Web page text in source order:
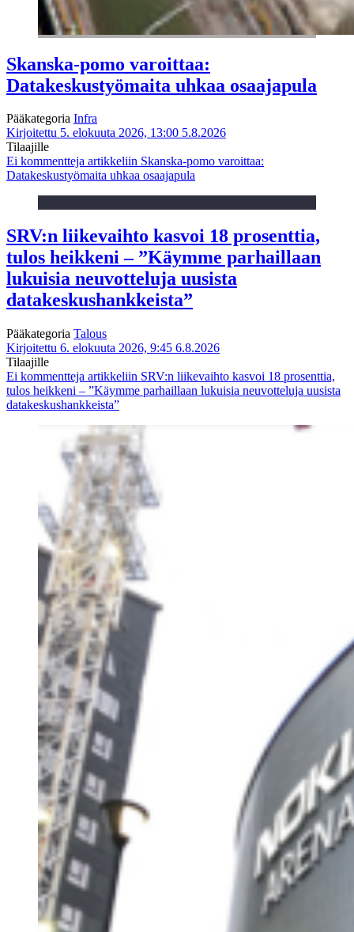
Skanska-pomo varoittaa:
Datakeskustyömaita uhkaa osaajapula
Pääkategoria Infra
Kirjoitettu 5. elokuuta 2026, 13:00 5.8.2026
Tilaajille
Ei kommentteja artikkeliin Skanska-pomo varoittaa:
Datakeskustyömaita uhkaa osaajapula
SRV:n liikevaihto kasvoi 18 prosenttia,
tulos heikkeni – ”Käymme parhaillaan
lukuisia neuvotteluja uusista
datakeskushankkeista”
Pääkategoria Talous
Kirjoitettu 6. elokuuta 2026, 9:45 6.8.2026
Tilaajille
Ei kommentteja artikkeliin SRV:n liikevaihto kasvoi 18 prosenttia,
tulos heikkeni – ”Käymme parhaillaan lukuisia neuvotteluja uusista
datakeskushankkeista”